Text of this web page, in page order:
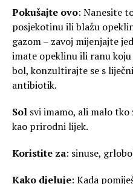
Pokušajte ovo: Nanesite
posjekotinu ili blažu
gazom – zavoj mijenjajte
imate opeklinu ili ranu
bol, konzultirajte se s
antibiotik.
Sol svi imamo, ali malo
kao prirodni lijek.
Koristite za: sinuse,
Kako djeluje: Kada